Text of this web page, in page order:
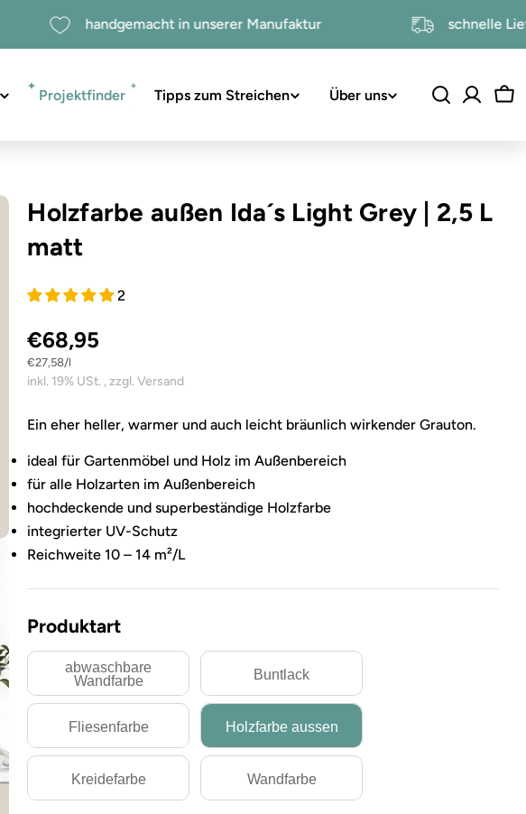
handgemacht in unserer Manufaktur
Projektfinder Tipps zum Streichen Über uns
Holzfarbe außen Ida´s Light Grey |2,5 L
matt
2
€68,95
Stückpreis
€27,58/
pro l
inkl. 19% USt. , zzgl. Versand
Ein eher heller, warmer und auch leicht bräunlich wirkender Grauton.
ideal für Gartenmöbel und Holz im Außenbereich
für alle Holzarten im Außenbereich
hochdeckende und superbeständige Holzfarbe
integrierter UV-Schutz
Reichweite 10 – 14 m²/L
Produktart
abwaschbare
Wandfarbe
Buntlack
Fliesenfarbe Holzfarbe aussen
Kreidefarbe Wandfarbe